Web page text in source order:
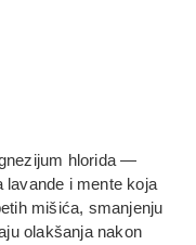
hlorida —
lavande i mente koja
mišića, smanjenju
olakšanja nakon